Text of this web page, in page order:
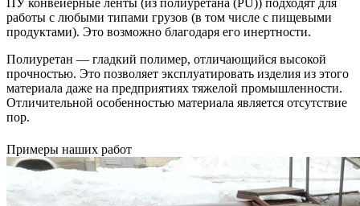
ПУ конвейерные ленты (из полиуретана (PU)) подходят для
работы с любыми типами грузов (в том числе с пищевыми
продуктами). Это возможно благодаря его инертности.
Полиуретан — гладкий полимер, отличающийся высокой
прочностью. Это позволяет эксплуатировать изделия из этого
материала даже на предприятиях тяжелой промышленности.
Отличительной особенностью материала является отсутствие
пор.
Примеры наших работ